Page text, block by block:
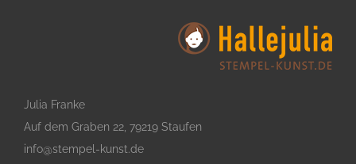
Julia Franke
Auf dem Graben 22, 79219 Staufen
info@stempel-kunst.de